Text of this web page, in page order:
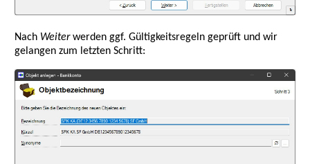
Nach Weiterwerden ggf. Gültigkeitsregeln geprüft und wir
gelangen zum letzten Schritt: